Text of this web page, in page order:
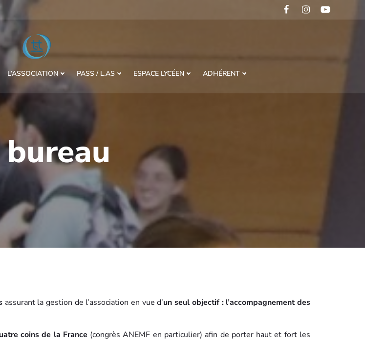
L’ASSOCIATION PASS / L.AS ESPACE LYCÉEN ADHÉRENT
assurant la gestion de l’association en vue d’un seul objectif : l’accompagnement des
coins de la France (congrès ANEMF en particulier) afin de porter haut et fort les